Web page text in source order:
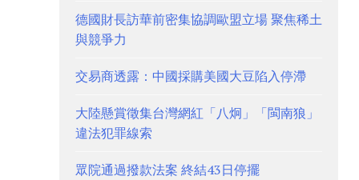
德國財長訪華前密集協調歐盟立場 聚焦稀土
與競爭力
交易商透露：中國採購美國大豆陷入停滯
大陸懸賞徵集台灣網紅「八炯」「閩南狼」
違法犯罪線索
眾院通過撥款法案 終結43日停擺